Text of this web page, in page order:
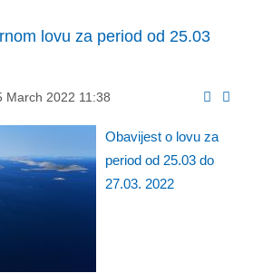
lovu za period od 25.03
March 2022 11:38
Obavijest o lovu za
period od 25.03 do
27.03. 2022